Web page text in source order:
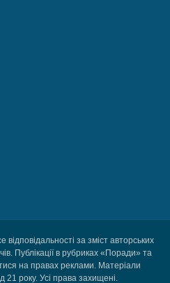
за зміст авторських
Публікації в рубриках «Поради» та
на правах реклами. Матеріали
21 року. Усі права захищені.